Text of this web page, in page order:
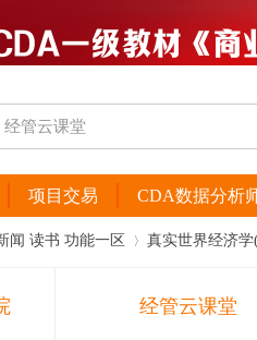
项目交易 CDA数据分析
闻 读书 功能一区 真实世界经济
经管云课堂